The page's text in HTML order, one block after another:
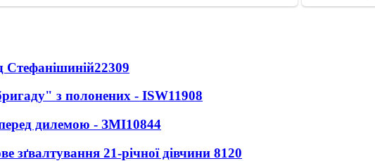
Стефанішиній22309
з полонених - ISW11908
дилемою - ЗМІ10844
зґвалтування 21-річної дівчини 8120